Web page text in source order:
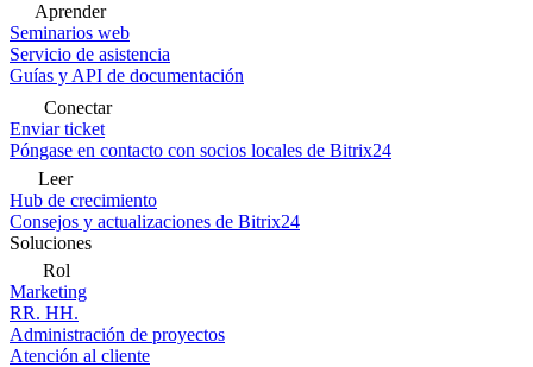
Aprender
Seminarios web
Servicio de asistencia
Guías y API de documentación
Conectar
Enviar ticket
Póngase en contacto con socios locales de Bitrix24
Leer
Hub de crecimiento
Consejos y actualizaciones de Bitrix24
Soluciones
Rol
Marketing
RR. HH.
Administración de proyectos
Atención al cliente